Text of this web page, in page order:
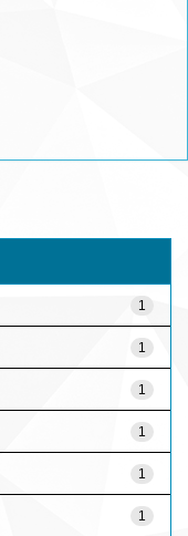
1
1
1
1
1
1